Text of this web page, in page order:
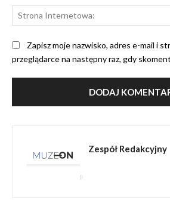
Zapisz moje nazwisko, adres e-mail i
przeglądarce na następny raz, gdy
Zespół Redakcyjny